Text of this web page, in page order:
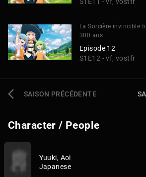
La Sorcière invincible
300 ans
Episode 12
S1E12 - vf, vostfr
SAISON PRÉCÉDENTE
Character / People
Yuuki, Aoi
Japanese